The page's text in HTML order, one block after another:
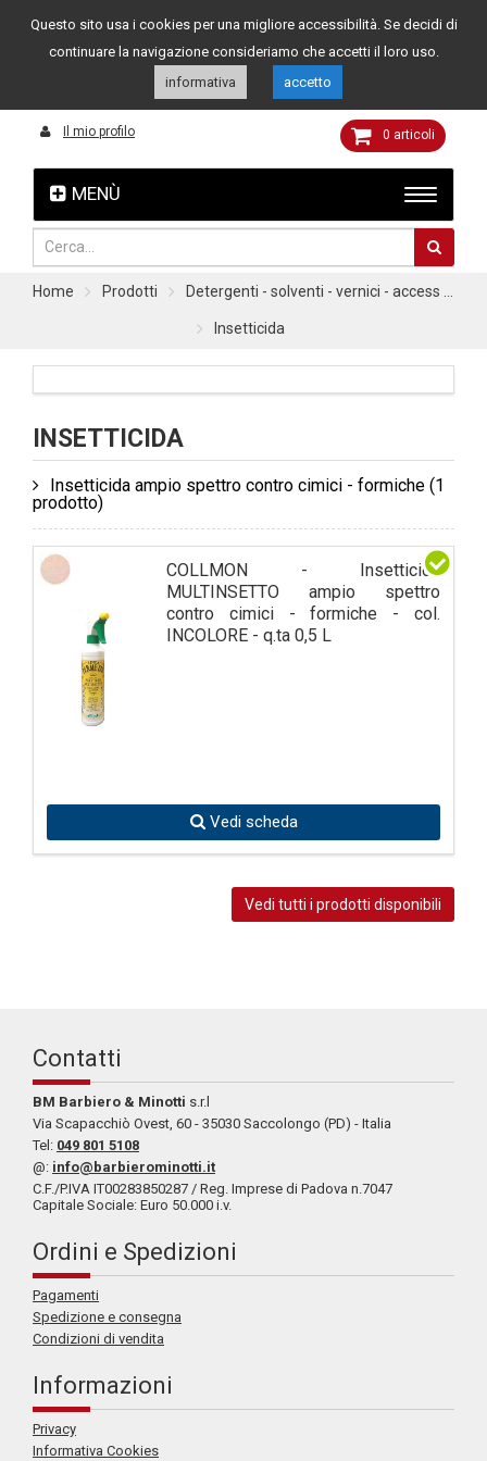
Assistenza clienti 049 8015108 349 4262144
MENÙ
Il mio profilo 0 articoli
Home Prodotti Detergenti - solventi - vernici - access ...
Insetticida
INSETTICIDA
Insetticida ampio spettro contro cimici - formiche (1
prodotto)
COLLMON - Insetticida
MULTINSETTO ampio spettro
contro cimici - formiche - col.
INCOLORE - q.ta 0,5 L
Vedi scheda
Vedi tutti i prodotti disponibili
Contatti
BM Barbiero & Minotti s.r.l
Via Scapacchiò Ovest, 60 - 35030 Saccolongo (PD) - Italia
Tel: 049 801 5108
@: info@barbierominotti.it
C.F./P.IVA IT00283850287 / Reg. Imprese di Padova n.7047
Capitale Sociale: Euro 50.000 i.v.
Ordini e Spedizioni
Pagamenti
Spedizione e consegna
Condizioni di vendita
Informazioni
Privacy
Informativa Cookies
Questo sito usa i cookies per una migliore accessibilità. Se decidi di
continuare la navigazione consideriamo che accetti il loro uso.
informativa
accetto